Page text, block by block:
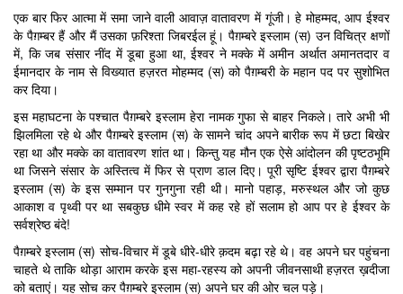
एक बार फिर आत्मा में समा जाने वाली आवाज़ वातावरण में गूंजी। हे मोहम्मद, आप ईश्वर
के पैग़म्बर हैं और मैं उसका फ़रिश्ता जिबरईल हूं। पैग़म्बरे इस्लाम (स) उन विचित्र क्षणों
में, कि जब संसार नींद में डूबा हुआ था, ईश्वर ने मक्के में अमीन अर्थात अमानतदार व
ईमानदार के नाम से विख्यात हज़रत मोहम्मद (स) को पैग़म्बरी के महान पद पर सुशोभित
कर दिया।
इस महाघटना के पश्चात पैग़म्बरे इस्लाम हेरा नामक गुफा से बाहर निकले। तारे अभी भी
झिलमिला रहे थे और पैग़म्बरे इस्लाम (स) के सामने चांद अपने बारीक रूप में छटा बिखेर
रहा था और मक्के का वातावरण शांत था। किन्तु यह मौन एक ऐसे आंदोलन की पृष्टठभूमि
था जिसने संसार के अस्तित्व में फिर से प्राण डाल दिए। पूरी सृष्टि ईश्वर द्वारा पैग़म्बरे
इस्लाम (स) के इस सम्मान पर गुनगुना रही थी। मानो पहाड़, मरुस्थल और जो कुछ
आकाश व पृथ्वी पर था सबकुछ धीमे स्वर में कह रहे हों सलाम हो आप पर हे ईश्वर के
सर्वश्रेष्ठ बंदे!
पैग़म्बरे इस्लाम (स) सोच-विचार में डूबे धीरे-धीरे क़दम बढ़ा रहे थे। वह अपने घर पहुंचना
चाहते थे ताकि थोड़ा आराम करके इस महा-रहस्य को अपनी जीवनसाथी हज़रत ख़दीजा
को बताएं। यह सोच कर पैग़म्बरे इस्लाम (स) अपने घर की ओर चल पड़े।